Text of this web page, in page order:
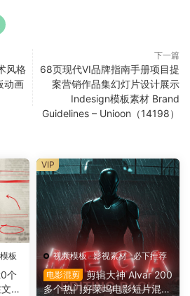
风格
动画
下一篇
68页现代VI品牌指南手册项目提
案营销作品集幻灯片设计展示
Indesign模板素材 Brand
Guidelines – Unioon（14198）
板
个
字
视频模板·影视素材·必下推荐
电影混剪 剪辑大神 Alvar 200
多个热门好莱坞电影短片混剪
VIP